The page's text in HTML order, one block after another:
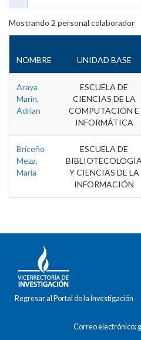
Mostrando 2 personal colaborador
NOMBRE UNIDAD BASE
Araya
Marin,
Adrian
ESCUELA DE
CIENCIAS DE LA
COMPUTACIÓN E
INFORMÁTICA
Briceño
Meza,
Maria
ESCUELA DE
BIBLIOTECOLOGÍA
Y CIENCIAS DE LA
INFORMACIÓN
Regresar al Portal de la Investigación
Correo electrónico: